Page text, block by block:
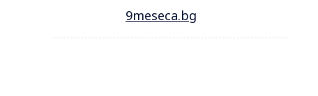
9meseca.bg